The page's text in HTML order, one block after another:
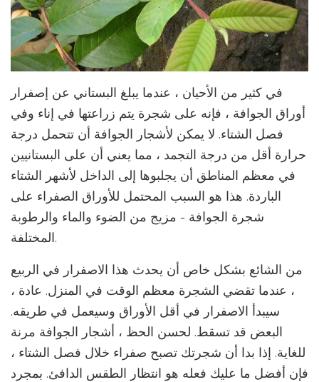
في كثير من الأحيان ، عندما يبلغ البستاني عن إصفرار
أوراق الجوافة ، فإنه على شجرة يتم زراعتها في إناء وفي
فصل الشتاء. لا يمكن لأشجار الجوافة أن تتحمل درجة
حرارة أقل من درجة التجمد ، مما يعني أن على البستانيين
في معظم المناطق أن يجلبوها إلى الداخل لأشهر الشتاء
الباردة. هذا هو السبب المحتمل للأوراق الصفراء على
شجرة الجوافة - مزيج من الضوء والماء والرطوبة
المختلفة.
من الشائع بشكل خاص أن يحدث هذا الاصفرار في الربيع
، عندما تقضي الشجرة معظم الوقت في المنزل. عادة ،
سيبدأ الاصفرار في أقل الأوراق وسيعمل في طريقه.
البعض قد تسقط. لحسن الحظ ، أشجار الجوافة مرنة
للغاية. إذا بدا أن شجرتك تصبح صفراء خلال فصل الشتاء ،
فإن أفضل ما عليك فعله هو انتظار الطقس الدافئ. بمجرد